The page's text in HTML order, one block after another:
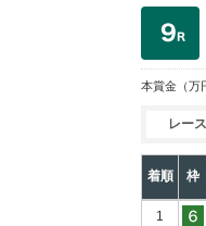
本賞金 （万
レー
着順 枠
1